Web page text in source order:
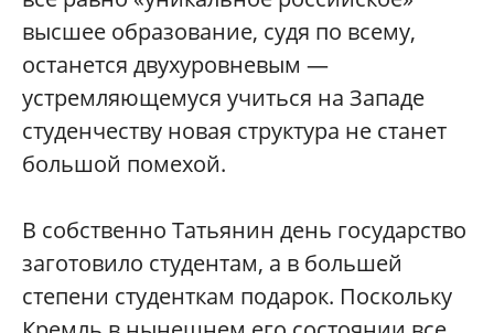
высшее образование, судя по всему,
останется двухуровневым —
устремляющемуся учиться на Западе
студенчеству новая структура не станет
большой помехой.
В собственно Татьянин день государство
заготовило студентам, а в большей
степени студенткам подарок. Поскольку